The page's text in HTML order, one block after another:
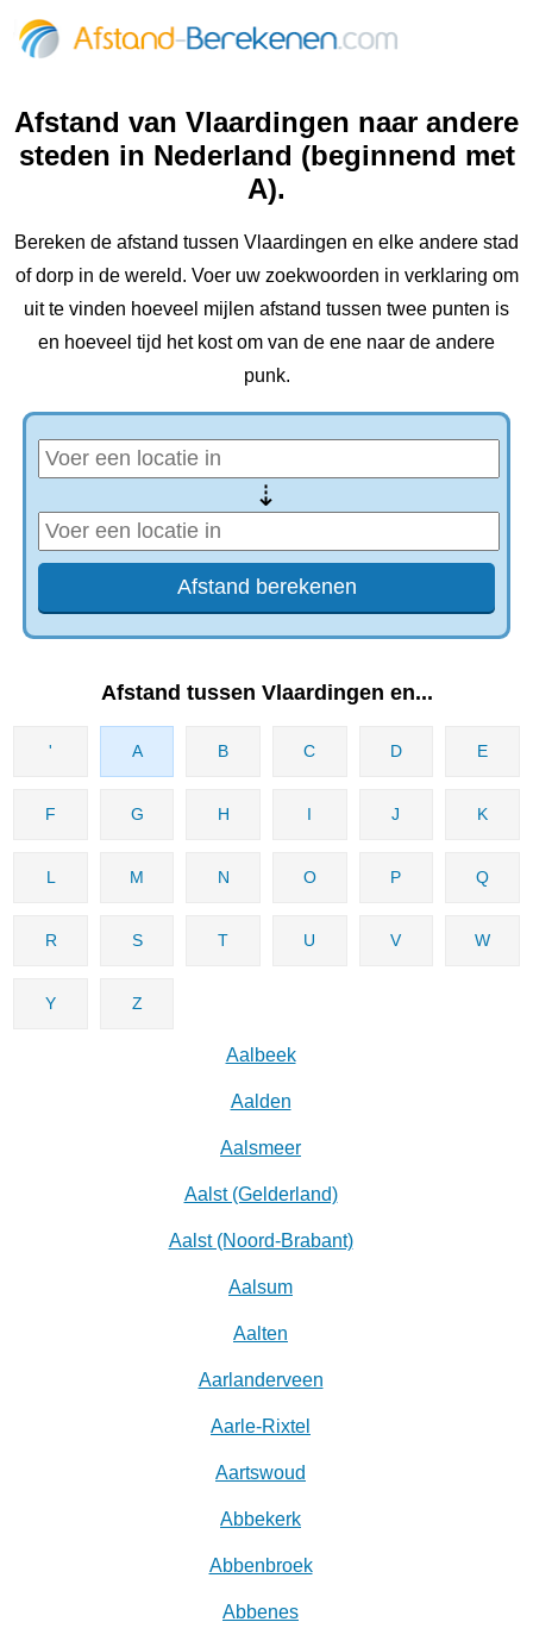
Afstand van Vlaardingen naar andere
steden in Nederland (beginnend met
A).
Bereken de afstand tussen Vlaardingen en elke andere stad
of dorp in de wereld. Voer uw zoekwoorden in verklaring om
uit te vinden hoeveel mijlen afstand tussen twee punten is
en hoeveel tijd het kost om van de ene naar de andere
punk.
⇢
Afstand tussen Vlaardingen en...
' A B C D E
F G H I J K
L M N O P Q
R S T U V W
Y Z
Aalbeek
Aalden
Aalsmeer
Aalst (Gelderland)
Aalst (Noord-Brabant)
Aalsum
Aalten
Aarlanderveen
Aarle-Rixtel
Aartswoud
Abbekerk
Abbenbroek
Abbenes